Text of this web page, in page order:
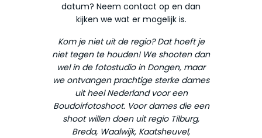
datum? Neem contact op en dan
kijken we wat er mogelijk is.
Kom je niet uit de regio? Dat hoeft je
niet tegen te houden! We shooten dan
wel in de fotostudio in Dongen, maar
we ontvangen prachtige sterke dames
uit heel Nederland voor een
Boudoirfotoshoot. Voor dames die een
shoot willen doen uit regio Tilburg,
Breda, Waalwijk, Kaatsheuvel,